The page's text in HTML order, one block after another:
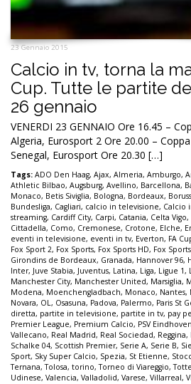
23 Gennaio 2015
Calcio in tv, torna la
Cup. Tutte le partite
26 gennaio
VENERDI 23 GENNAIO Ore 16.45 –
Algeria, Eurosport 2 Ore 20.00 – Coppa
Senegal, Eurosport Ore 20.30 […]
Tags: ADO Den Haag, Ajax, Almeria, Amburgo,
Athletic Bilbao, Augsburg, Avellino, Barcellona,
Monaco, Betis Siviglia, Bologna, Bordeaux,
Bundesliga, Cagliari, calcio in televisione, Calcio
streaming, Cardiff City, Carpi, Catania, Celta Vigo,
Cittadella, Como, Cremonese, Crotone, Elche,
eventi in televisione, eventi in tv, Everton, FA
Fox Sport 2, Fox Sports, Fox Sports HD, Fox
Girondins de Bordeaux, Granada, Hannover 96,
Inter, Juve Stabia, Juventus, Latina, Liga, Ligue 1,
Manchester City, Manchester United, Marsiglia,
Modena, Moenchengladbach, Monaco, Nantes,
Novara, OL, Osasuna, Padova, Palermo, Paris St
diretta, partite in televisione, partite in tv, pay
Premier League, Premium Calcio, PSV Eindhoven
Vallecano, Real Madrid, Real Sociedad, Reggina,
Schalke 04, Scottish Premier, Serie A, Serie B,
Sport, Sky Super Calcio, Spezia, St Etienne,
Ternana,Tolosa, torino,Torneo di Viareggio,
Udinese, Valencia, Valladolid, Varese, Villarreal,